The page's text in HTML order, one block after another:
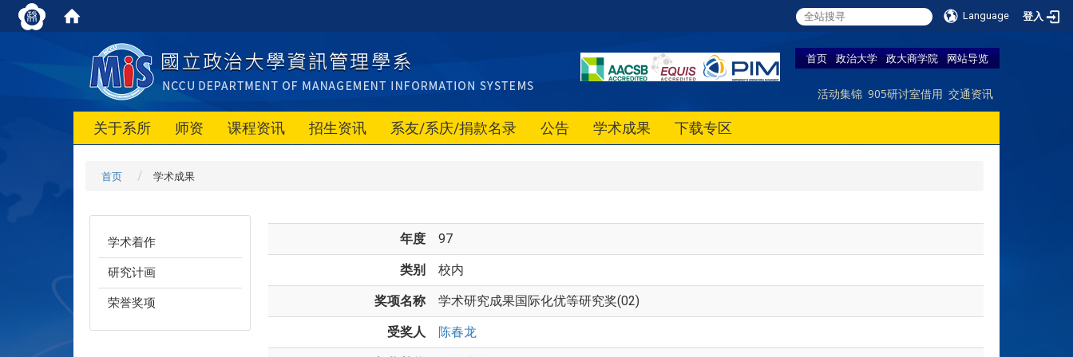
Language 登入
首页 政治大学 政大商学院 网站导览
活动集锦 905研讨室借用 交通资讯
关于系所 师资 课程资讯 招生资讯 系友/系庆/捐款名录 公告 学术成果 下载专区
首页 学术成果
学术着作
研究计画
荣誉奖项
年度 97
类别 校内
奖项名称 学术研究成果国际化优等研究奖(02)
受奖人 陈春龙